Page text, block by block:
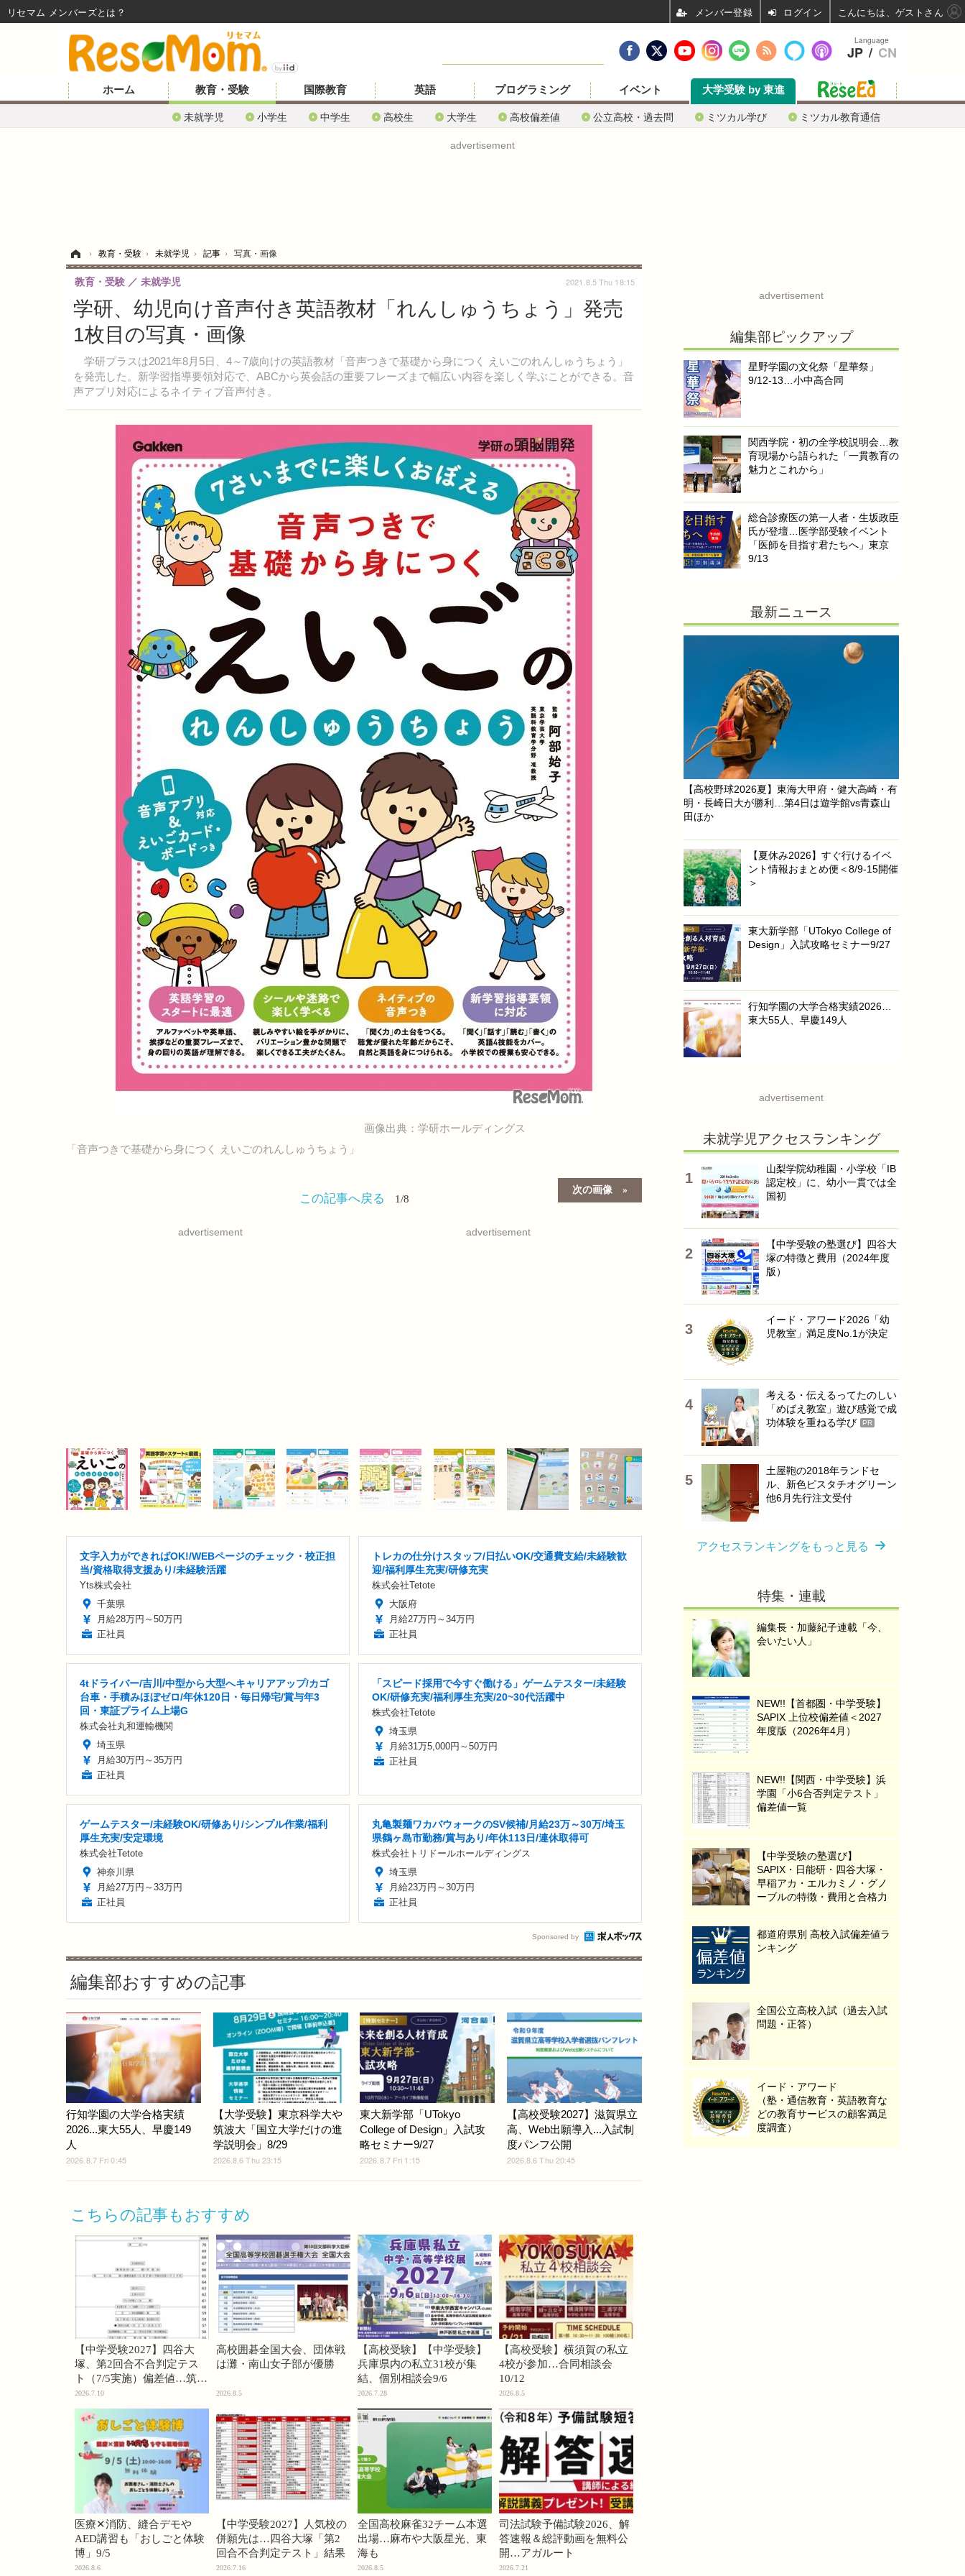
ホーム 教育・受験
未就学児 小学生 中学生 高校生 大学生 高校偏差値 公立高校・過去問 ミツカル学び ミツカル教育通信
国際教育 英語 プログラミング イベント 大学受験 by 東進
advertisement
› 教育・受験 › 未就学児 › 記事 › 写真・画像
学研、幼児向け音声付き英語教材「れんしゅうちょう」発売
1枚目の写真・画像
学研プラスは2021年8月5日、4～7歳向けの英語教材「音声つきで基礎から身につく えいごのれんしゅうちょう」
を発売した。新学習指導要領対応で、ABCから英会話の重要フレーズまで幅広い内容を楽しく学ぶことができる。音
声アプリ対応によるネイティブ音声付き。
教育・受験 未就学児 2021.8.5 Thu 18:15
画像出典：学研ホールディングス
「音声つきで基礎から身につく えいごのれんしゅうちょう」
次の画像
この記事へ戻る 1/8
advertisement advertisement
文字入力ができればOK!/WEBページのチェック・校正担
当/資格取得支援あり/未経験活躍
Yts株式会社
千葉県
月給28万円～50万円
正社員
トレカの仕分けスタッフ/日払いOK/交通費支給/未経験歓
迎/福利厚生充実/研修充実
株式会社Tetote
大阪府
月給27万円～34万円
正社員
4tドライバー/吉川/中型から大型へキャリアアップ/カゴ
台車・手積みほぼゼロ/年休120日・毎日帰宅/賞与年3
回・東証プライム上場G
株式会社丸和運輸機関
埼玉県
月給30万円～35万円
正社員
「スピード採用で今すぐ働ける」ゲームテスター/未経験
OK/研修充実/福利厚生充実/20~30代活躍中
株式会社Tetote
埼玉県
月給31万5,000円～50万円
正社員
ゲームテスター/未経験OK/研修あり/シンプル作業/福利
厚生充実/安定環境
株式会社Tetote
神奈川県
月給27万円～33万円
正社員
丸亀製麺ワカバウォークのSV候補/月給23万～30万/埼玉
県鶴ヶ島市勤務/賞与あり/年休113日/連休取得可
株式会社トリドールホールディングス
埼玉県
月給23万円～30万円
正社員
Sponsored by
編集部おすすめの記事
行知学園の大学合格実績
2026...東大55人、早慶149
人
2026.8.7 Fri 0:45
【大学受験】東京科学大や
筑波大「国立大学だけの進
学説明会」8/29
2026.8.6 Thu 23:15
東大新学部「UTokyo
College of Design」入試攻
略セミナー9/27
2026.8.7 Fri 1:15
【高校受験2027】滋賀県立
高、Web出願導入...入試制
度パンフ公開
2026.8.6 Thu 20:45
こちらの記事もおすすめ
【中学受験2027】四谷大
塚、第2回合不合判定テス
ト（7/5実施）偏差値…筑駒
74・桜蔭70＜PR＞
2026.7.10
高校囲碁全国大会、団体戦
は灘・南山女子部が優勝
2026.8.5
【高校受験】【中学受験】
兵庫県内の私立31校が集
結、個別相談会9/6
2026.7.28
【高校受験】横須賀の私立
4校が参加…合同相談会
10/12
2026.8.5
医療✕消防、縫合デモや
AED講習も「おしごと体験
博」9/5
2026.8.6
【中学受験2027】人気校の
併願先は…四谷大塚「第2
回合不合判定テスト」結果
2026.7.16
全国高校麻雀32チーム本選
出場…麻布や大阪星光、東
海も
2026.8.5
司法試験予備試験2026、解
答速報＆総評動画を無料公
開…アガルート
2026.7.21
advertisement
編集部ピックアップ
星野学園の文化祭「星華祭」
9/12-13…小中高合同
関西学院・初の全学校説明会…教
育現場から語られた「一貫教育の
魅力とこれから」
総合診療医の第一人者・生坂政臣
氏が登壇…医学部受験イベント
「医師を目指す君たちへ」東京
9/13
最新ニュース
【高校野球2026夏】東海大甲府・健大高崎・有
明・長崎日大が勝利…第4日は遊学館vs青森山
田ほか
【夏休み2026】すぐ行けるイベ
ント情報おまとめ便＜8/9-15開催
＞
東大新学部「UTokyo College of
Design」入試攻略セミナー9/27
行知学園の大学合格実績2026…
東大55人、早慶149人
advertisement
未就学児アクセスランキング
山梨学院幼稚園・小学校「IB
認定校」に、幼小一貫では全
国初
【中学受験の塾選び】四谷大
塚の特徴と費用（2024年度
版）
イード・アワード2026「幼
児教室」満足度No.1が決定
考える・伝えるってたのしい
「めばえ教室」遊び感覚で成
功体験を重ねる学び
PR
土屋鞄の2018年ランドセ
ル、新色ピスタチオグリーン
他6月先行注文受付
アクセスランキングをもっと見る
特集・連載
編集長・加藤紀子連載「今、
会いたい人」
NEW!!【首都圏・中学受験】
SAPIX 上位校偏差値＜2027
年度版（2026年4月）
NEW!!【関西・中学受験】浜
学園「小6合否判定テスト」
偏差値一覧
【中学受験の塾選び】
SAPIX・日能研・四谷大塚・
早稲アカ・エルカミノ・グノ
ーブルの特徴・費用と合格力
都道府県別 高校入試偏差値ラ
ンキング
全国公立高校入試（過去入試
問題・正答）
イード・アワード
（塾・通信教育・英語教育な
どの教育サービスの顧客満足
度調査）
Language
JP / CN
リセマム メンバーズ ログイン こんにちは、ゲストさん